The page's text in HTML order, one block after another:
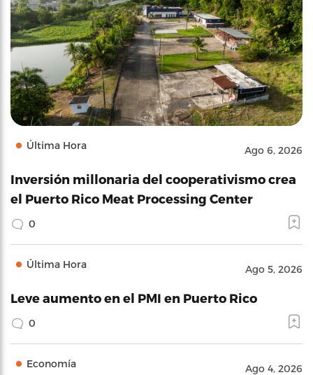
Última Hora Ago 6, 2026
Inversión millonaria del cooperativismo crea
el Puerto Rico Meat Processing Center
0
Última Hora Ago 5, 2026
Leve aumento en el PMI en Puerto Rico
0
Economía Ago 4, 2026